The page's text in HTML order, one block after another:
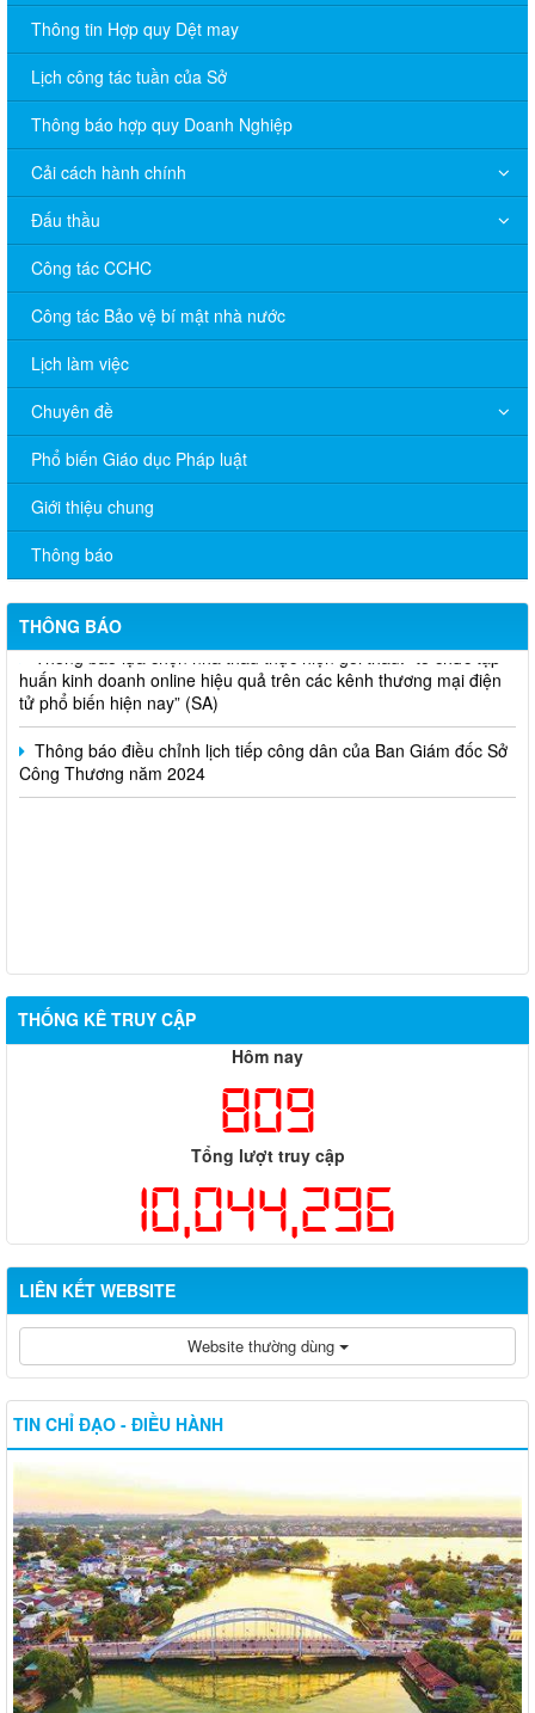
Thông tin Hợp quy Dệt may
Lịch công tác tuần của Sở
Thông báo hợp quy Doanh Nghiệp
Cải cách hành chính
Đấu thầu
Công tác CCHC
Công tác Bảo vệ bí mật nhà nước
Lịch làm việc
Chuyên đề
Phổ biến Giáo dục Pháp luật
Giới thiệu chung
Thông báo
THÔNG BÁO
V/v đề nghị báo cáo hệ thống phân phối, nhãn hiệu hàng hóa
và hoạt động mua bán khí trên địa bàn tỉnh năm 2025 (nhắc lần
2).
Thông báo lựa chọn nhà thầu thực hiện gói thầu: “tổ chức tập
huấn kinh doanh online hiệu quả trên các kênh thương mại điện
tử phổ biến hiện nay” (SA)
Thông báo điều chỉnh lịch tiếp công dân của Ban Giám đốc Sở
Công Thương năm 2024
THỐNG KÊ TRUY CẬP
Hôm nay
809
Tổng lượt truy cập
10,044,296
LIÊN KẾT WEBSITE
Website thường dùng
TIN CHỈ ĐẠO - ĐIỀU HÀNH